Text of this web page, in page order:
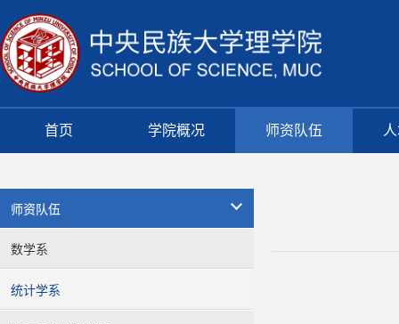
首页 学院概况 师资队伍
师资队伍
数学系
统计学系